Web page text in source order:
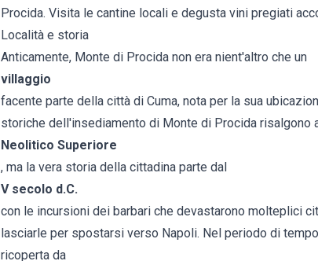
Procida. Visita le cantine locali e degusta vini pregiati
Località e storia
Anticamente, Monte di Procida non era nient'altro che un
villaggio
facente parte della città di Cuma, nota per la sua
storiche dell'insediamento di Monte di Procida risalgono
Neolitico Superiore
, ma la vera storia della cittadina parte dal
V secolo d.C.
con le incursioni dei barbari che devastarono molteplici
lasciarle per spostarsi verso Napoli. Nel periodo di
ricoperta da